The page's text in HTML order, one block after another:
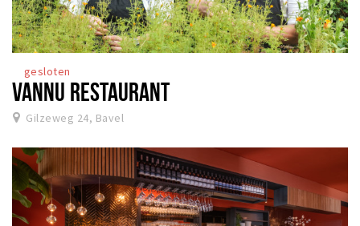
gesloten
VANNU RESTAURANT
Gilzeweg 24, Bavel